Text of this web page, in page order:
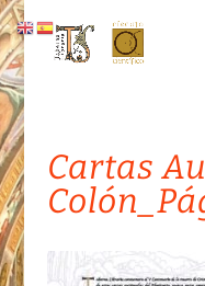
Cartas